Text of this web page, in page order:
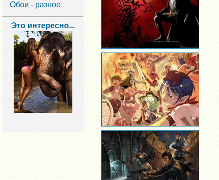
Обои - разное
Это интересно...